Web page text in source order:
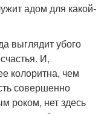
адом для какой-
выглядит убого
И,
колоритна, чем
совершенно
роком, нет здесь